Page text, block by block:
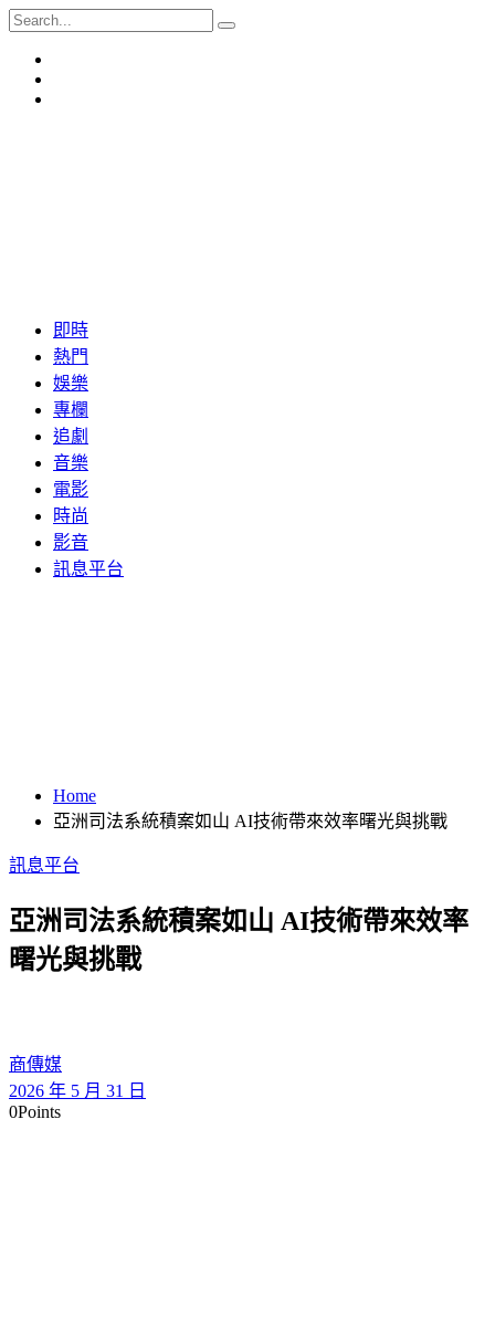
即時
熱門
娛樂
專欄
追劇
音樂
電影
時尚
影音
訊息平台
Home
亞洲司法系統積案如山 AI技術帶來效率曙光與挑戰
訊息平台
亞洲司法系統積案如山 AI技術帶來效率
曙光與挑戰
商傳媒
2026 年 5 月 31 日
0Points